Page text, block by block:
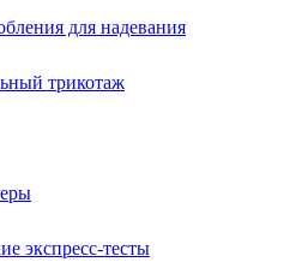
для надевания
трикотаж
экспресс-тесты